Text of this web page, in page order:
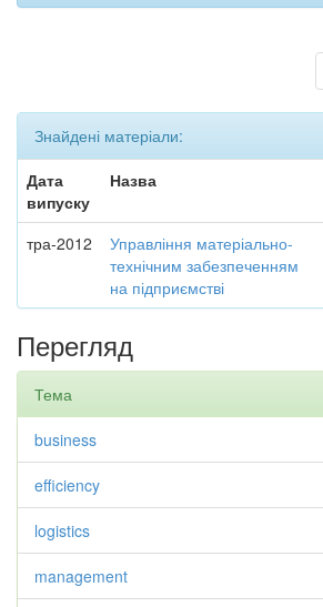
Знайдені матеріали:
Дата
випуску
Назва
тра-2012
Управління матеріально-
технічним забезпеченням
на підприємстві
Перегляд
Тема
business
efficiency
logistics
management